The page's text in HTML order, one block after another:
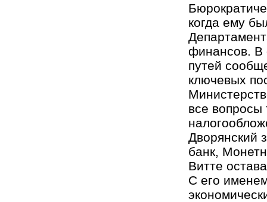
когда ему
финансов. В
путей
ключевых
все вопросы
Дворянский
банк,
Витте
С его